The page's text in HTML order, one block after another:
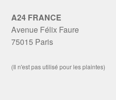
A24 FRANCE
Avenue Félix Faure
75015 Paris
(Il n'est pas utilisé pour les plaintes)